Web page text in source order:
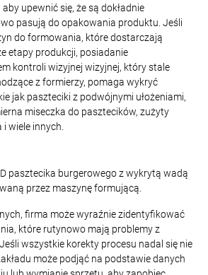
upewnić się, że są dokładnie
pasują do opakowania produktu. Jeśli
do formowania, które dostarczają
etapy produkcji, posiadanie
kontroli wizyjnej wizyjnej, który stale
z formierzy, pomaga wykryć
jak paszteciki z podwójnymi ułożeniami,
miseczka do pasztecików, zużyty
wiele innych.
pasztecika burgerowego z wykrytą wadą
przez maszynę formującą.
firma może wyraźnie zidentyfikować
które rutynowo mają problemy z
wszystkie korekty procesu nadal się nie
może podjąć na podstawie danych